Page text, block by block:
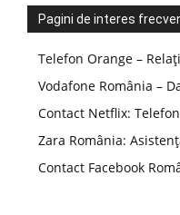
Pagini de interes
Telefon Orange –
Vodafone România –
Contact Netflix:
Zara România:
Contact Facebook